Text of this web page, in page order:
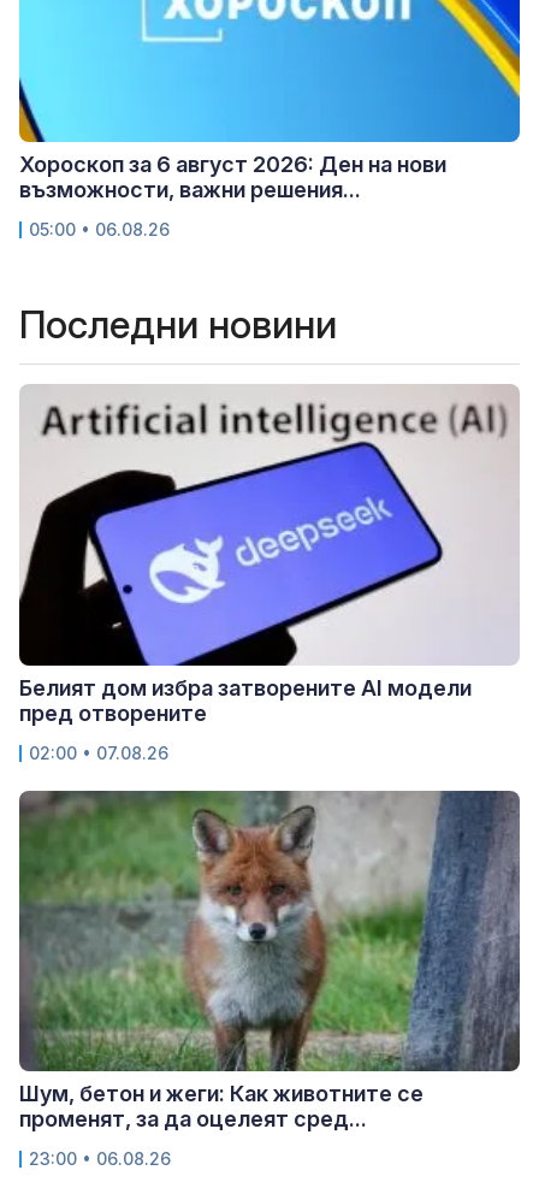
Хороскоп за 6 август 2026: Ден на нови
възможности, важни решения...
05:00 • 06.08.26
Последни новини
Белият дом избра затворените AI модели
пред отворените
02:00 • 07.08.26
Шум, бетон и жеги: Как животните се
променят, за да оцелеят сред...
23:00 • 06.08.26